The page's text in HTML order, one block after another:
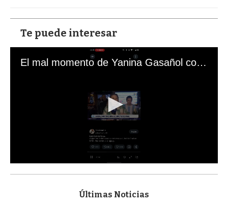
Te puede interesar
El mal momento de Yanina Gasañol con un hincha argentino en "Subrayado"
s
Últimas Noticias